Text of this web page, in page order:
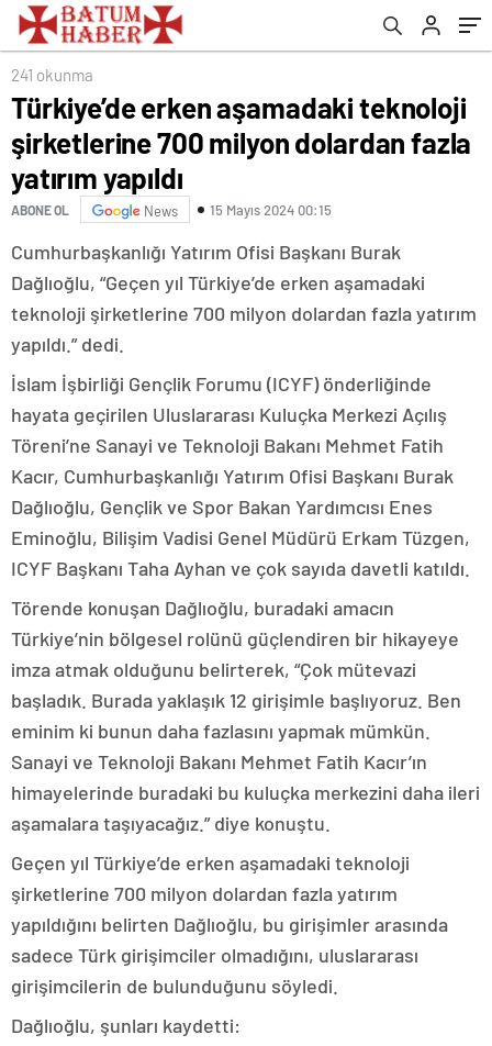
yatırım yapıldı
241 okunma
Türkiye’de erken aşamadaki teknoloji
şirketlerine 700 milyon dolardan fazla
yatırım yapıldı
ABONE OL News 15 Mayıs 2024 00:15
Cumhurbaşkanlığı Yatırım Ofisi Başkanı Burak
Dağlıoğlu, “Geçen yıl Türkiye’de erken aşamadaki
teknoloji şirketlerine 700 milyon dolardan fazla yatırım
yapıldı.” dedi.
İslam İşbirliği Gençlik Forumu (ICYF) önderliğinde
hayata geçirilen Uluslararası Kuluçka Merkezi Açılış
Töreni’ne Sanayi ve Teknoloji Bakanı Mehmet Fatih
Kacır, Cumhurbaşkanlığı Yatırım Ofisi Başkanı Burak
Dağlıoğlu, Gençlik ve Spor Bakan Yardımcısı Enes
Eminoğlu, Bilişim Vadisi Genel Müdürü Erkam Tüzgen,
ICYF Başkanı Taha Ayhan ve çok sayıda davetli katıldı.
Törende konuşan Dağlıoğlu, buradaki amacın
Türkiye’nin bölgesel rolünü güçlendiren bir hikayeye
imza atmak olduğunu belirterek, “Çok mütevazi
başladık. Burada yaklaşık 12 girişimle başlıyoruz. Ben
eminim ki bunun daha fazlasını yapmak mümkün.
Sanayi ve Teknoloji Bakanı Mehmet Fatih Kacır’ın
himayelerinde buradaki bu kuluçka merkezini daha ileri
aşamalara taşıyacağız.” diye konuştu.
Geçen yıl Türkiye’de erken aşamadaki teknoloji
şirketlerine 700 milyon dolardan fazla yatırım
yapıldığını belirten Dağlıoğlu, bu girişimler arasında
sadece Türk girişimciler olmadığını, uluslararası
girişimcilerin de bulunduğunu söyledi.
Dağlıoğlu, şunları kaydetti: